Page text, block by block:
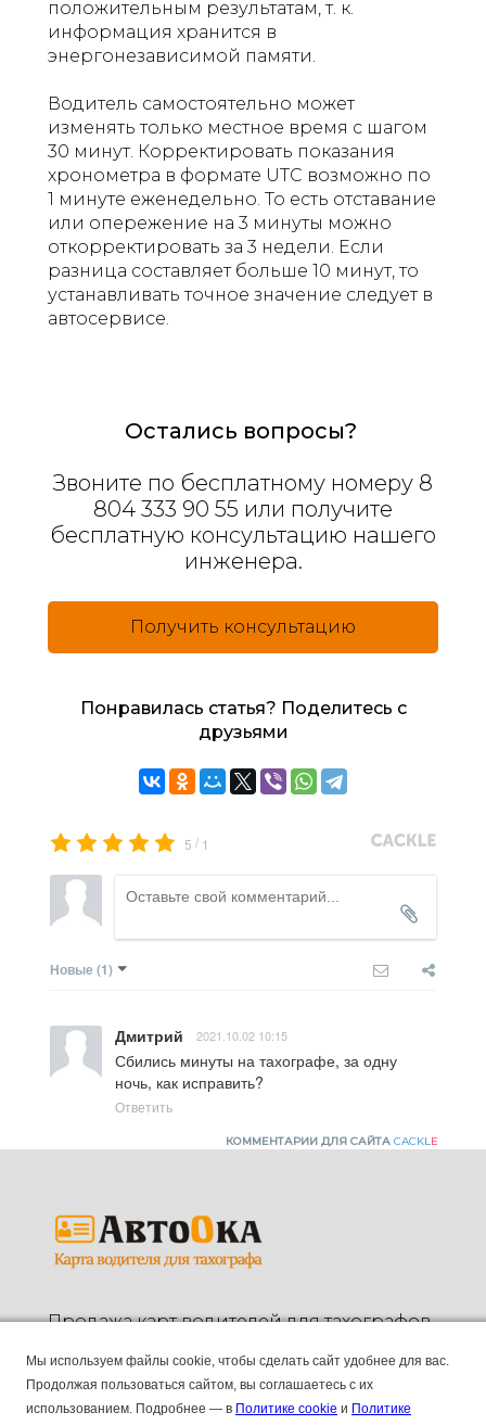
положительным результатам, т. к.
информация хранится в
энергонезависимой памяти.
Водитель самостоятельно может
изменять только местное время с шагом
30 минут. Корректировать показания
хронометра в формате UTC возможно по
1 минуте еженедельно. То есть отставание
или опережение на 3 минуты можно
откорректировать за 3 недели. Если
разница составляет больше 10 минут, то
устанавливать точное значение следует в
автосервисе.
Остались вопросы?
Звоните по бесплатному номеру 8
804 333 90 55 или получите
бесплатную консультацию нашего
инженера.
Получить консультацию
Понравилась статья? Поделитесь с
друзьями
5 / 1
Новые (1)
Дмитрий 2021.10.02 10:15
Сбились минуты на тахографе, за одну
ночь, как исправить?
Ответить
КОММЕНТАРИИ ДЛЯ САЙТА CACKL E
Продажа карт водителей для тахографов.
ПК "АВТООКА", ИНН 2130211045, КПП 213001001,
ОГРН 1192130006155
8 (804) 333 90 55
Основные
Мы используем файлы cookie, чтобы сделать сайт удобнее для вас.
Продолжая пользоваться сайтом, вы соглашаетесь с их
использованием. Подробнее — в Политике cookie и Политике